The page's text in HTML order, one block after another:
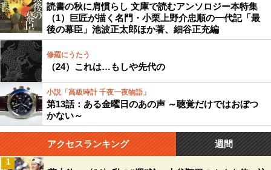
読書の秋に肩慣らし 文庫で読むアンソロジー本特集
（1）巨匠が描く名門・小栗上野介忠順の一代記「最
後の幕臣」池波正太郎ほか著、細谷正充編
修羅にうたう
（24）これは…もしや先代の
小説「高級時計 千夜一夜物語」
第13話：ある金曜日のあの声 ～聴覚だけではおぼつ
かない～
アクセスランキング 週間
1